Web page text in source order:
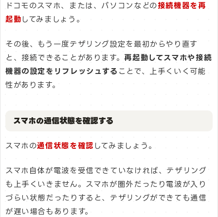
ドコモのスマホ、または、パソコンなどの接続機器を再
起動 してみましょう。
その後、もう一度テザリング設定を最初からやり直す
と、接続できることがあります。再起動してスマホや接続
機器の設定をリフレッシュする ことで、上手くいく可能
性があります。
スマホの通信状態を確認する
スマホの通信状態を確認 してみましょう。
スマホ自体が電波を受信できていなければ、テザリング
も上手くいきません。スマホが圏外だったり電波が入り
づらい状態だったりすると、テザリングができても通信
が遅い場合もあります。